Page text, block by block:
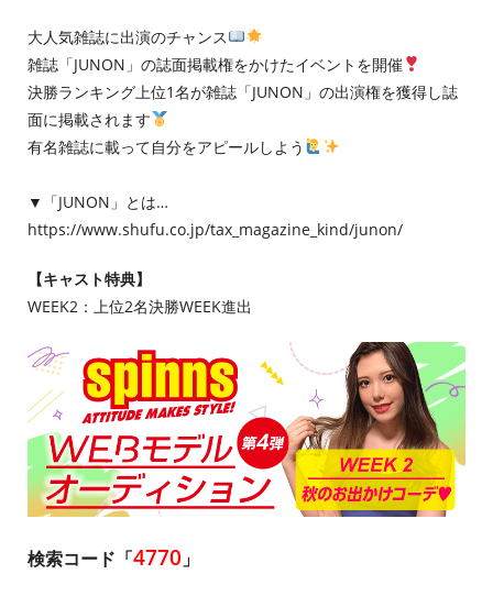
大人気雑誌に出演のチャンス
雑誌「JUNON」の誌面掲載権をかけたイベントを開催
決勝ランキング上位1名が雑誌「JUNON」の出演権を獲得し誌
面に掲載されます
有名雑誌に載って自分をアピールしよう
▼「JUNON」とは…
https://www.shufu.co.jp/tax_magazine_kind/junon/
【キャスト特典】
WEEK2：上位2名決勝WEEK進出
検索コード「4770 」